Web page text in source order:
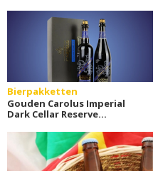
Bierpakketten
Gouden Carolus Imperial
Dark Cellar Reserve